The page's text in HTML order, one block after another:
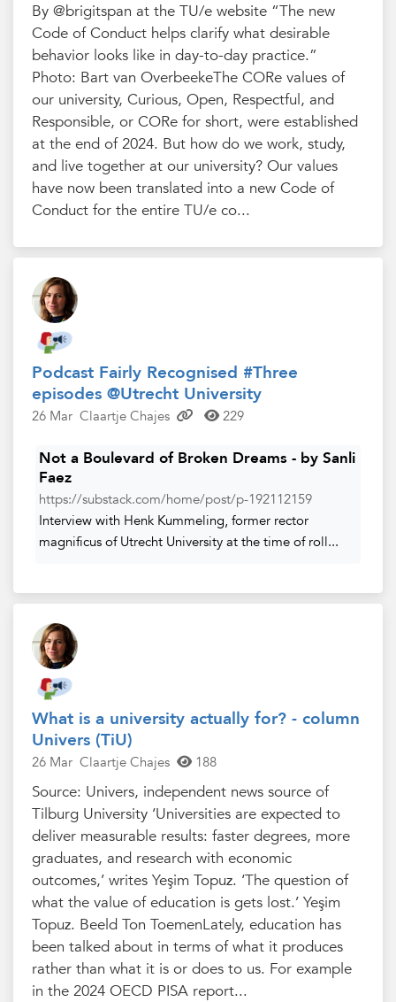
By @brigitspan at the TU/e website “The new
Code of Conduct helps clarify what desirable
behavior looks like in day-to-day practice.”
Photo: Bart van OverbeekeThe CORe values of
our university, Curious, Open, Respectful, and
Responsible, or CORe for short, were established
at the end of 2024. But how do we work, study,
and live together at our university? Our values
have now been translated into a new Code of
Conduct for the entire TU/e co...
Podcast Fairly Recognised #Three
episodes @Utrecht University
26 Mar Claartje Chajes 229
Not a Boulevard of Broken Dreams - by Sanli
Faez
https://substack.com/home/post/p-192112159
Interview with Henk Kummeling, former rector
magnificus of Utrecht University at the time of roll...
What is a university actually for? - column
Univers (TiU)
26 Mar Claartje Chajes 188
Source: Univers, independent news source of
Tilburg University ‘Universities are expected to
deliver measurable results: faster degrees, more
graduates, and research with economic
outcomes,’ writes Yeşim Topuz. ‘The question of
what the value of education is gets lost.’ Yeşim
Topuz. Beeld Ton ToemenLately, education has
been talked about in terms of what it produces
rather than what it is or does to us. For example
in the 2024 OECD PISA report...